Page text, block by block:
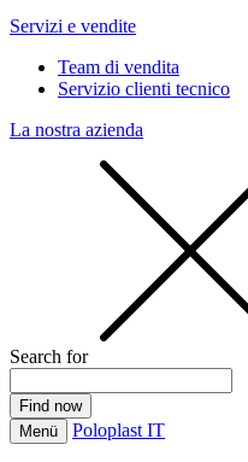
Servizi e vendite
Team di vendita
Servizio clienti tecnico
La nostra azienda
Search for
Menü Poloplast IT